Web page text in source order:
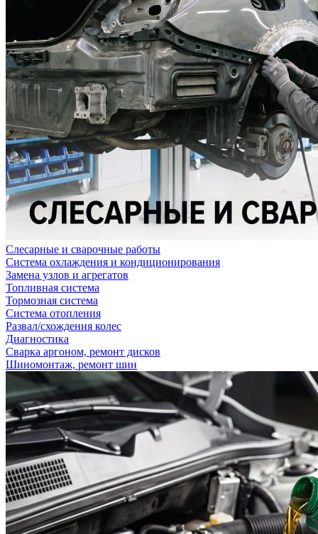
Слесарные и сварочные работы
Система охлаждения и кондиционирования
Замена узлов и агрегатов
Топливная система
Тормозная система
Система отопления
Развал/схождения колес
Диагностика
Сварка аргоном, ремонт дисков
Шиномонтаж, ремонт шин